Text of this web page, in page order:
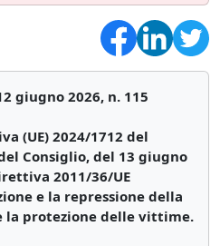
12 giugno 2026, n. 115
(UE) 2024/1712 del
Consiglio, del 13 giugno
2011/36/UE
e la repressione della
la protezione delle vittime.